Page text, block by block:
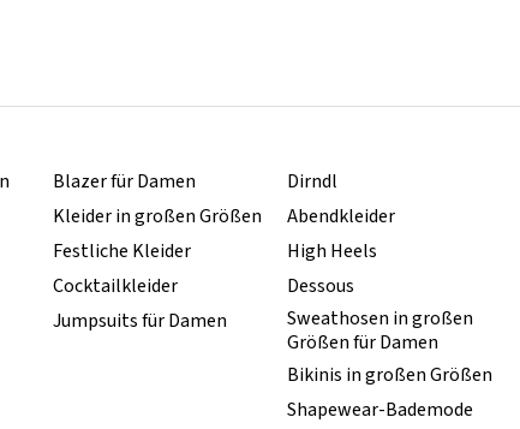
Blazer für Damen
Kleider in großen Größen
Festliche Kleider
Cocktailkleider
Jumpsuits für Damen
Dirndl
Abendkleider
High Heels
Dessous
Sweathosen in großen
Größen für Damen
Bikinis in großen Größen
Shapewear-Bademode